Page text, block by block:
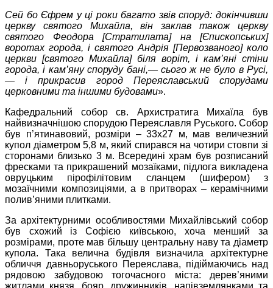
Сей бо Єфрем у ці роки багато звів споруд: докінчивши
церкву святого Михайла, він заклав також церкву
святого Феодора [Стратилата] на [Єпископських]
воротах города, і святого Андрія [Первозваного]коло
церкви [святого Михайла] біля воріт, і кам’яні стіни
города, і кам’яну споруду бані,— сього ж не було в Русі,
— і прикрасив город Переяславський спорудами
церковними та іншими будовами».
Кафедральний собор св. Архистратига Михаїла був
найвизначнішою спорудою Переяславля Руського. Собор
був п’ятинавовий, розміри – 33х27 м, мав величезний
купол діаметром 5,8 м, який спирався на чотири стовпи зі
сторонами близько 3 м. Всередині храм був розписаний
фресками та прикрашений мозаїками, підлога викладена
овруцьким пірофілітовим сланцем (шифером) з
мозаїчними композиціями, а в притворах – керамічними
полив’яними плитками.
За архітектурними особливостями Михайлівський собор
був схожий із Софією київською, хоча менший за
розмірами, проте мав більшу центральну наву та діаметр
купола. Така велична будівля визначила архітектурне
обличчя давньоруського Переяслава, підіймаючись над
рядовою забудовою тогочасного міста: дерев’яними
житлами князя, бояр, дружинників, напівземлянками та